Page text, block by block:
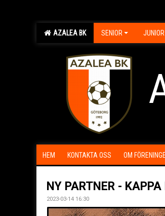
AZALEA BK SENIOR JUNIOR
HEM KONTAKTA OSS OM
NY PARTNER - KAPPA
2023-03-14 16:30